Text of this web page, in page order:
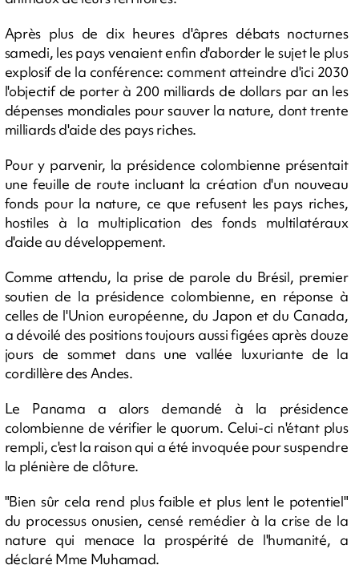
Après plus de dix heures d'âpres débats nocturnes
samedi, les pays venaient enfin d'aborder le sujet le plus
explosif de la conférence: comment atteindre d'ici 2030
l'objectif de porter à 200 milliards de dollars par an les
dépenses mondiales pour sauver la nature, dont trente
milliards d'aide des pays riches.
Pour y parvenir, la présidence colombienne présentait
une feuille de route incluant la création d'un nouveau
fonds pour la nature, ce que refusent les pays riches,
hostiles à la multiplication des fonds multilatéraux
d'aide au développement.
Comme attendu, la prise de parole du Brésil, premier
soutien de la présidence colombienne, en réponse à
celles de l'Union européenne, du Japon et du Canada,
a dévoilé des positions toujours aussi figées après douze
jours de sommet dans une vallée luxuriante de la
cordillère des Andes.
Le Panama a alors demandé à la présidence
colombienne de vérifier le quorum. Celui-ci n'étant plus
rempli, c'est la raison qui a été invoquée pour suspendre
la plénière de clôture.
"Bien sûr cela rend plus faible et plus lent le potentiel"
du processus onusien, censé remédier à la crise de la
nature qui menace la prospérité de l'humanité, a
déclaré Mme Muhamad.